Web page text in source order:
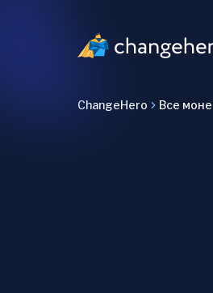
ChangeHero Все